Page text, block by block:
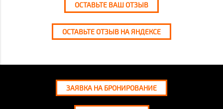
ОСТАВЬТЕ ВАШ ОТЗЫВ
ОСТАВЬТЕ ОТЗЫВ НА ЯНДЕКСЕ
ЗАЯВКА НА БРОНИРОВАНИЕ